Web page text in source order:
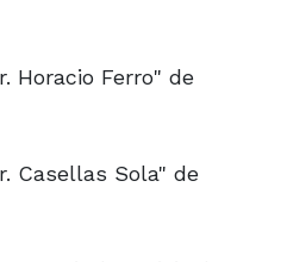
Horacio Ferro" de
Casellas Sola" de